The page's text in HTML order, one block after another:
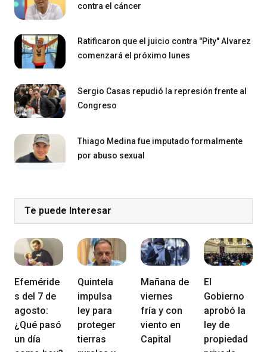
contra el cáncer
Ratificaron que el juicio contra "Pity" Alvarez
comenzará el próximo lunes
Sergio Casas repudió la represión frente al
Congreso
Thiago Medina fue imputado formalmente
por abuso sexual
Te puede Interesar
Efeméride
s del 7 de
agosto:
¿Qué pasó
un día
Quintela
impulsa
ley para
proteger
tierras
Mañana de
viernes
fría y con
viento en
Capital
El
Gobierno
aprobó la
ley de
propiedad